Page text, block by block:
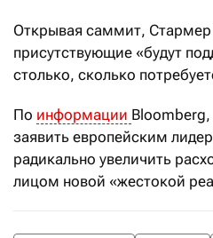
Открывая саммит, Стармер
присутствующие «будут
столько, сколько
По информации
заявить европейским
радикально увеличить
лицом новой «жестокой